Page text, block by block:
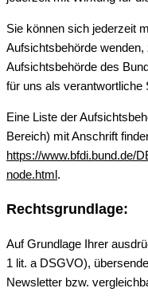
Sie können sich jederzeit
Aufsichtsbehörde
Aufsichtsbehörde des
für uns als verantwortliche
Eine Liste der
Bereich) mit Anschrift
https://www.bfdi.bund.de/
node.html.
Rechtsgrundlage:
Auf Grundlage Ihrer
1 lit. a DSGVO),
Newsletter bzw.